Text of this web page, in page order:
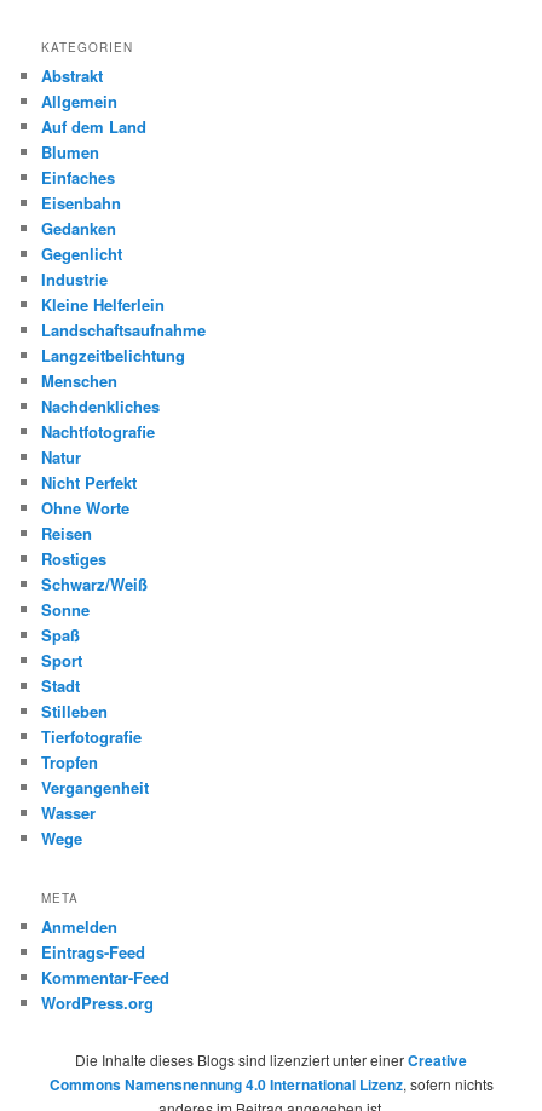
KATEGORIEN
Abstrakt
Allgemein
Auf dem Land
Blumen
Einfaches
Eisenbahn
Gedanken
Gegenlicht
Industrie
Kleine Helferlein
Landschaftsaufnahme
Langzeitbelichtung
Menschen
Nachdenkliches
Nachtfotografie
Natur
Nicht Perfekt
Ohne Worte
Reisen
Rostiges
Schwarz/Weiß
Sonne
Spaß
Sport
Stadt
Stilleben
Tierfotografie
Tropfen
Vergangenheit
Wasser
Wege
META
Anmelden
Eintrags-Feed
Kommentar-Feed
WordPress.org
Die Inhalte dieses Blogs sind lizenziert unter einerCreative
Commons Namensnennung 4.0 International Lizenz, sofern nichts